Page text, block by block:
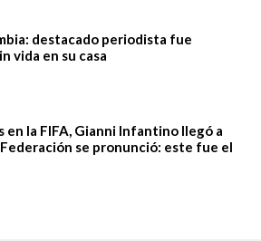
destacado periodista fue
vida en su casa
en la FIFA, Gianni Infantino llegó a
Federación se pronunció: este fue el